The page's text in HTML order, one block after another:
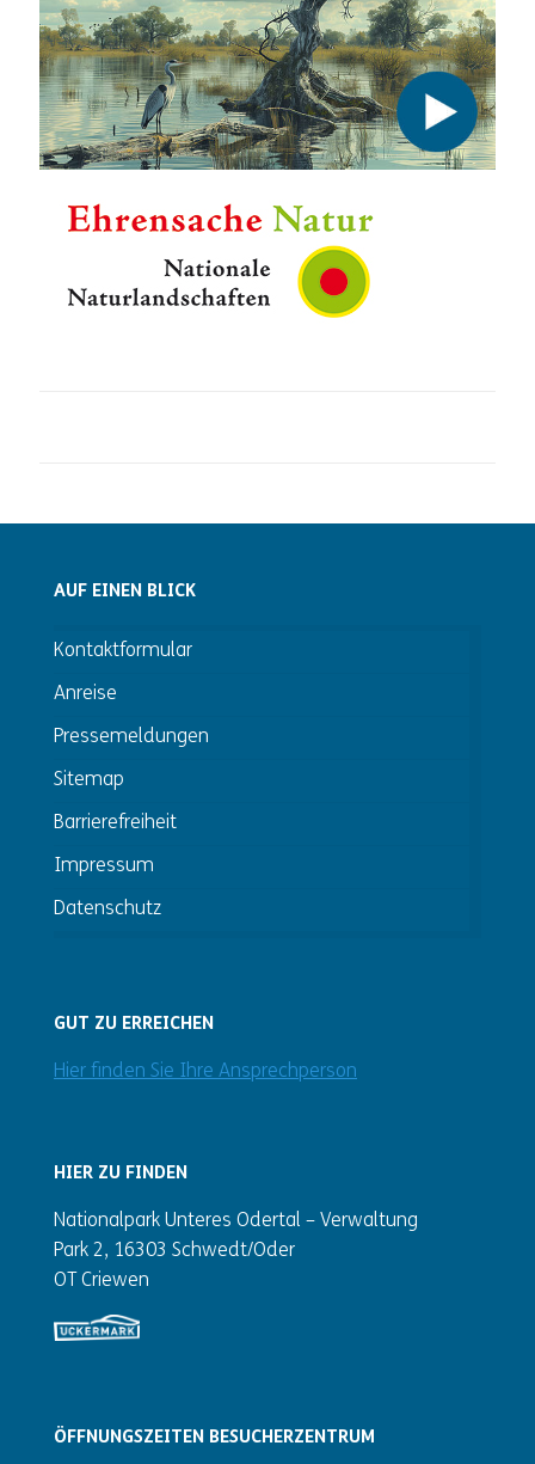
AUF EINEN BLICK
Kontaktformular
Anreise
Pressemeldungen
Sitemap
Barrierefreiheit
Impressum
Datenschutz
GUT ZU ERREICHEN
Hier finden Sie Ihre Ansprechperson
HIER ZU FINDEN
Nationalpark Unteres Odertal – Verwaltung
Park 2, 16303 Schwedt/Oder
OT Criewen
ÖFFNUNGSZEITEN BESUCHERZENTRUM